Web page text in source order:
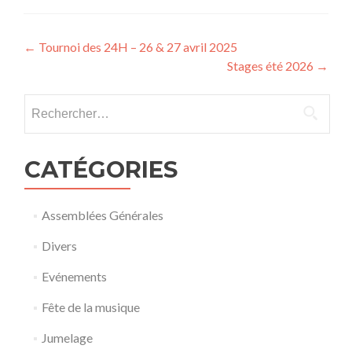
Navigation
l’article
← Tournoi des 24H – 26 & 27 avril 2025
Stages été 2026 →
CATÉGORIES
Assemblées Générales
Divers
Evénements
Fête de la musique
Jumelage